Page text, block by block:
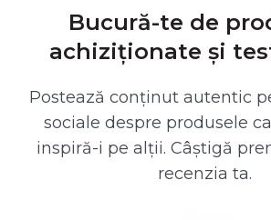
Bucură-te de
achiziționate și
Postează conținut autentic
sociale despre produsele
inspiră-i pe alții. Câștigă
recenzia ta.